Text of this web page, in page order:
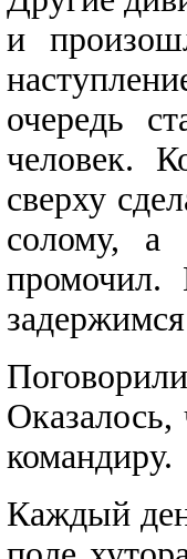
и
очередь
человек.
сверху
солому, а
промочил.
командиру.
Каждый